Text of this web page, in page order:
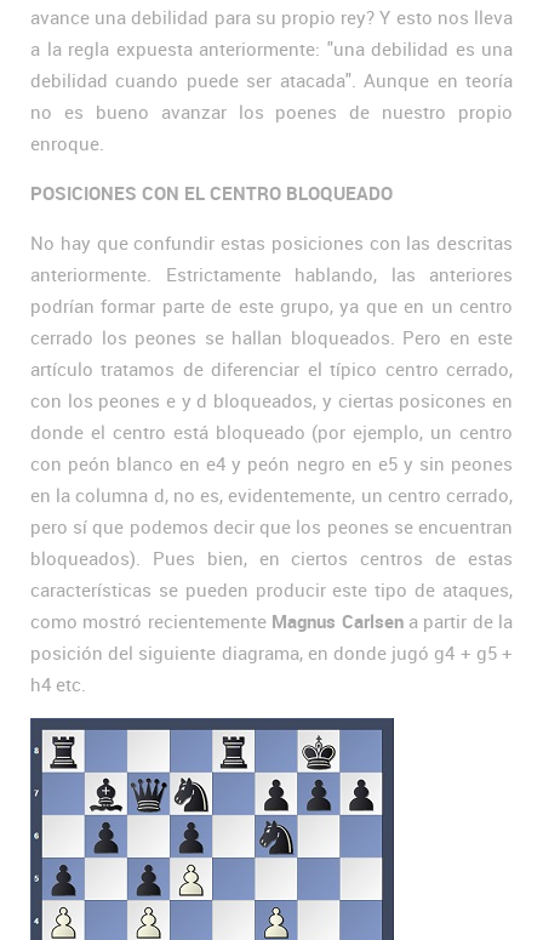
avance una debilidad para su propio rey? Y esto nos lleva
a la regla expuesta anteriormente: "una debilidad es una
debilidad cuando puede ser atacada". Aunque en teoría
no es bueno avanzar los poenes de nuestro propio
enroque.
POSICIONES CON EL CENTRO BLOQUEADO
No hay que confundir estas posiciones con las descritas
anteriormente. Estrictamente hablando, las anteriores
podrían formar parte de este grupo, ya que en un centro
cerrado los peones se hallan bloqueados. Pero en este
artículo tratamos de diferenciar el típico centro cerrado,
con los peones e y d bloqueados, y ciertas posicones en
donde el centro está bloqueado (por ejemplo, un centro
con peón blanco en e4 y peón negro en e5 y sin peones
en la columna d, no es, evidentemente, un centro cerrado,
pero sí que podemos decir que los peones se encuentran
bloqueados). Pues bien, en ciertos centros de estas
características se pueden producir este tipo de ataques,
como mostró recientementeMagnus Carlsena partir de la
posición del siguiente diagrama, en donde jugó g4 + g5 +
h4 etc.